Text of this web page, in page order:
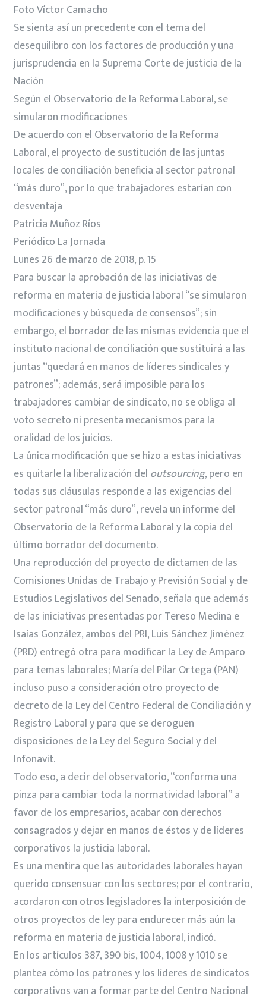
Foto Víctor Camacho
Se sienta así un precedente con el tema del
desequilibro con los factores de producción y una
jurisprudencia en la Suprema Corte de justicia de la
Nación
Según el Observatorio de la Reforma Laboral, se
simularon modificaciones
De acuerdo con el Observatorio de la Reforma
Laboral, el proyecto de sustitución de las juntas
locales de conciliación beneficia al sector patronal
“más duro”, por lo que trabajadores estarían con
desventaja
Patricia Muñoz Ríos
Periódico La Jornada
Lunes 26 de marzo de 2018, p. 15
Para buscar la aprobación de las iniciativas de
reforma en materia de justicia laboral “se simularon
modificaciones y búsqueda de consensos”; sin
embargo, el borrador de las mismas evidencia que el
instituto nacional de conciliación que sustituirá a las
juntas “quedará en manos de líderes sindicales y
patrones”; además, será imposible para los
trabajadores cambiar de sindicato, no se obliga al
voto secreto ni presenta mecanismos para la
oralidad de los juicios.
La única modificación que se hizo a estas iniciativas
es quitarle la liberalización del outsourcing, pero en
todas sus cláusulas responde a las exigencias del
sector patronal “más duro”, revela un informe del
Observatorio de la Reforma Laboral y la copia del
último borrador del documento.
Una reproducción del proyecto de dictamen de las
Comisiones Unidas de Trabajo y Previsión Social y de
Estudios Legislativos del Senado, señala que además
de las iniciativas presentadas por Tereso Medina e
Isaías González, ambos del PRI, Luis Sánchez Jiménez
(PRD) entregó otra para modificar la Ley de Amparo
para temas laborales; María del Pilar Ortega (PAN)
incluso puso a consideración otro proyecto de
decreto de la Ley del Centro Federal de Conciliación y
Registro Laboral y para que se deroguen
disposiciones de la Ley del Seguro Social y del
Infonavit.
Todo eso, a decir del observatorio, “conforma una
pinza para cambiar toda la normatividad laboral” a
favor de los empresarios, acabar con derechos
consagrados y dejar en manos de éstos y de líderes
corporativos la justicia laboral.
Es una mentira que las autoridades laborales hayan
querido consensuar con los sectores; por el contrario,
acordaron con otros legisladores la interposición de
otros proyectos de ley para endurecer más aún la
reforma en materia de justicia laboral, indicó.
En los artículos 387, 390 bis, 1004, 1008 y 1010 se
plantea cómo los patrones y los líderes de sindicatos
corporativos van a formar parte del Centro Nacional